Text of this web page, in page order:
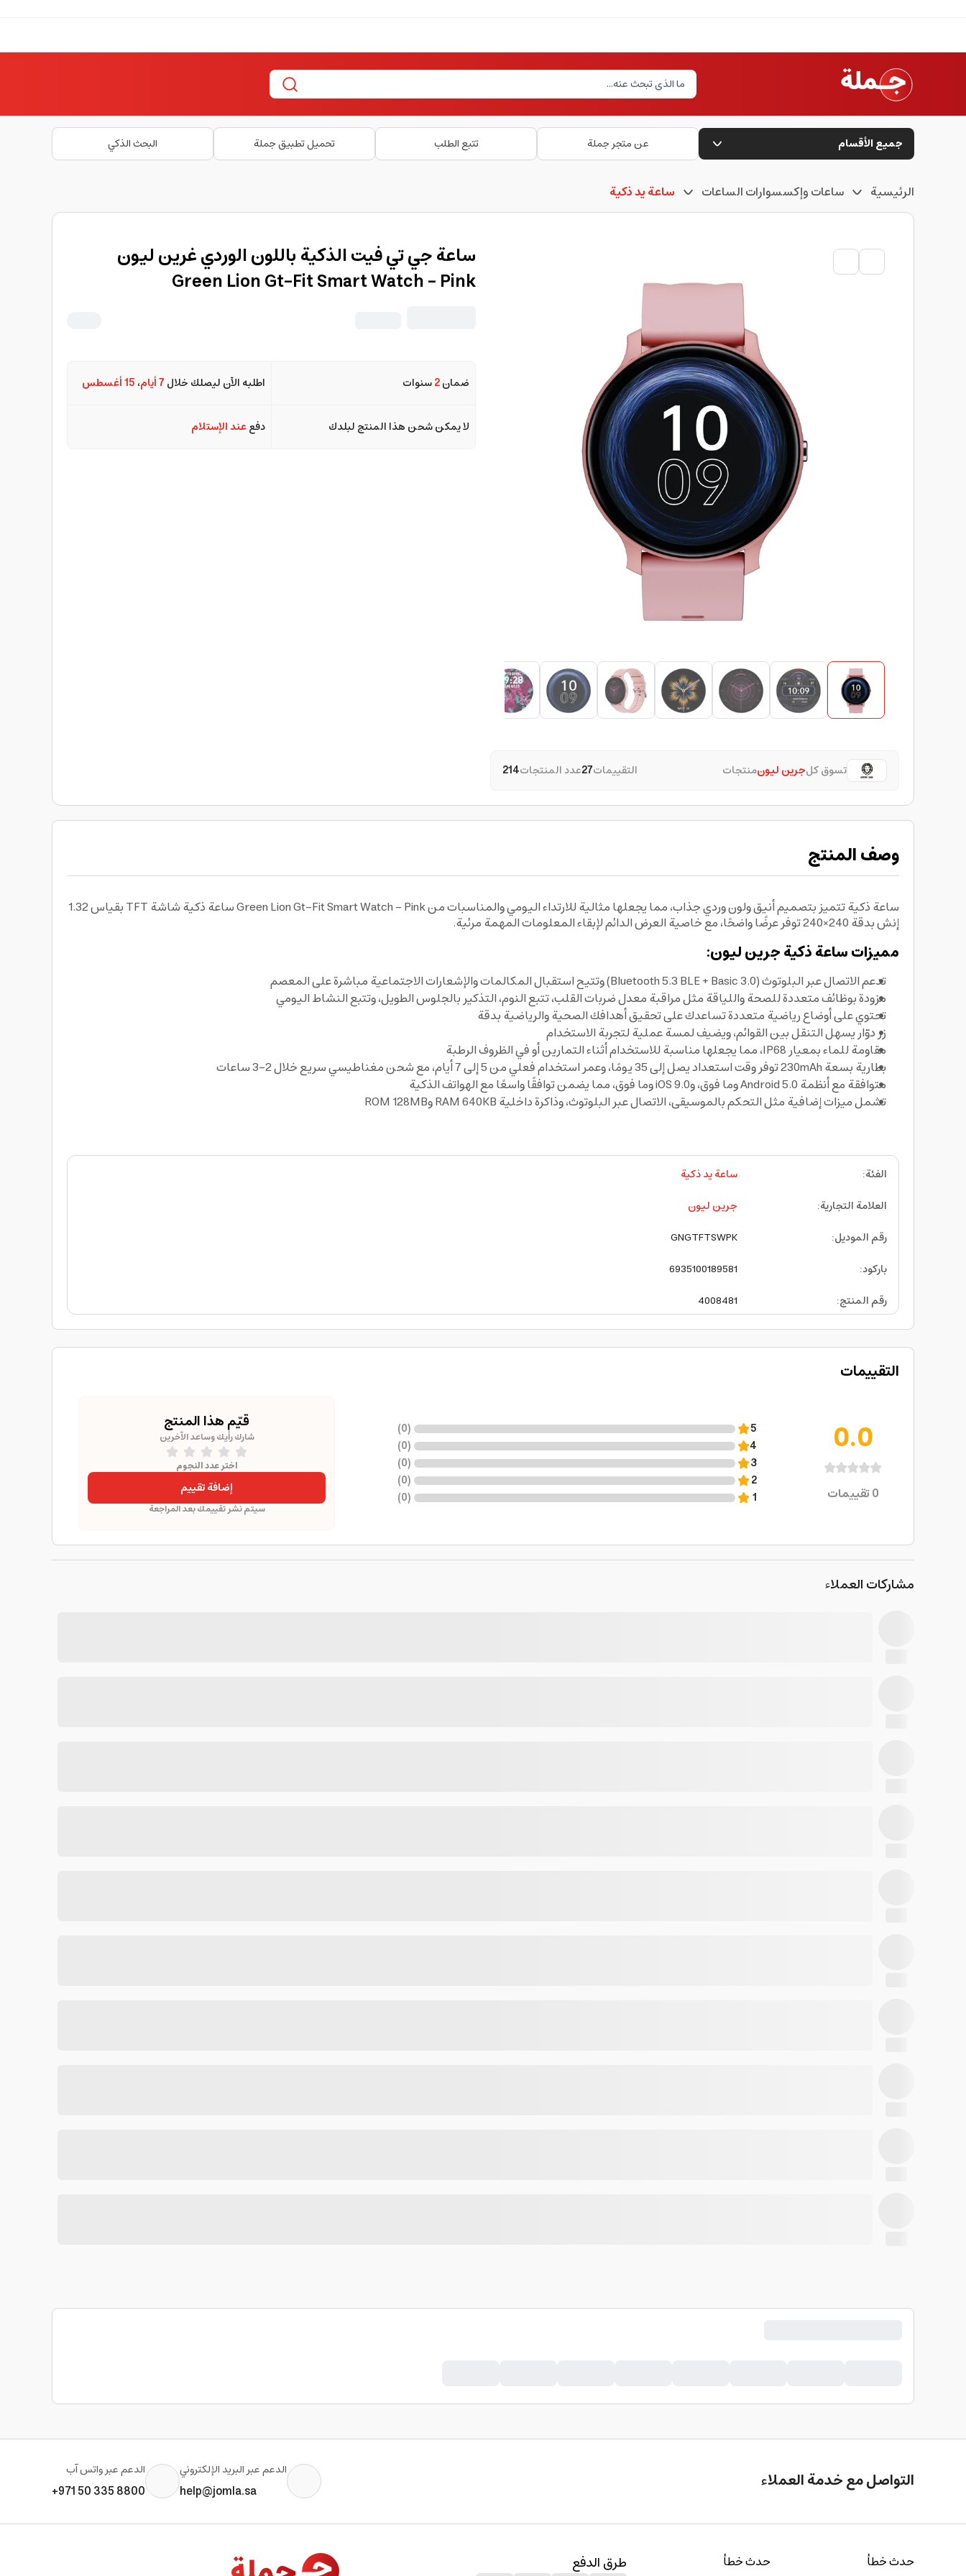
جميع الأقسام عن متجر جملة تتبع الطلب تحميل تطبيق جملة البحث الذكي
الرئيسية ساعات وإكسسوارات الساعات ساعة يد ذكية
تسوق كلجرين ليونمنتجات التقييمات27عدد المنتجات214
ساعة جي تي فيت الذكية باللون الوردي غرين ليون
Green Lion Gt-Fit Smart Watch - Pink
ضمان2سنوات اطلبه الآن ليصلك خلال 7 أيام ، 15 أغسطس
لا يمكن شحن هذا المنتج لبلدك دفععند الإستلام
وصف المنتج
ساعة ذكيةتتميز بتصميم أنيق ولون وردي جذاب، مما يجعلها مثالية للارتداء اليومي والمناسباتمن Green Lion Gt-Fit Smart Watch - Pink ساعة ذكية شاشة TFT بقياس 1.32
إنش بدقة 240×240 توفر عرضًا واضحًا، مع خاصية العرض الدائم لإبقاء المعلومات المهمة مرئية .
مميزات ساعة ذكية جرين ليون:
تدعم الاتصال عبر البلوتوث (Bluetooth 5.3 BLE + Basic 3.0) وتتيح استقبال المكالمات والإشعارات الاجتماعية مباشرة على المعصم
مزودة بوظائف متعددة للصحة واللياقة مثل مراقبة معدل ضربات القلب، تتبع النوم، التذكير بالجلوس الطويل، وتتبع النشاط اليومي
تحتوي على أوضاع رياضية متعددة تساعدك على تحقيق أهدافك الصحية والرياضية بدقة
زر دوّار يسهل التنقل بين القوائم، ويضيف لمسة عملية لتجربة الاستخدام
مقاومة للماء بمعيار IP68، مما يجعلها مناسبة للاستخدام أثناء التمارين أو في الظروف الرطبة
بطارية بسعة 230mAh توفر وقت استعداد يصل إلى 35 يومًا، وعمر استخدام فعلي من 5 إلى 7 أيام، مع شحن مغناطيسي سريع خلال 2–3 ساعات
متوافقة مع أنظمة Android 5.0 وما فوق، وiOS 9.0 وما فوق، مما يضمن توافقًا واسعًا مع الهواتف الذكية
تشمل ميزات إضافية مثل التحكم بالموسيقى، الاتصال عبر البلوتوث، وذاكرة داخلية RAM 640KB وROM 128MB
الفئة:
ساعة يد ذكية
العلامة التجارية:
جرين ليون
رقم الموديل:
GNGTFTSWPK
باركود:
6935100189581
رقم المنتج:
4008481
التقييمات
0.0
0تقييمات
5
(
0
)
4
(
0
)
3
(
0
)
2
(
0
)
1
(
0
)
قيّم هذا المنتج
شارك رأيك وساعد الآخرين
اختر عدد النجوم
إضافة تقييم
سيتم نشر تقييمك بعد المراجعة
مشاركات العملاء
التواصل مع خدمة العملاء الدعم عبر البريد الإلكتروني
help@jomla.sa
الدعم عبر واتس آب
+971 50 335 8800
حدث خطأ حدث خطأ طرق الدفع